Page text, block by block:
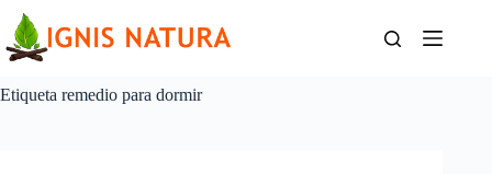
contenido
Etiqueta remedio para dormir